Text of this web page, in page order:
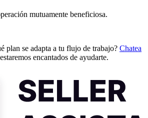
mutuamente beneficiosa.
plan se adapta a tu flujo de trabajo? Chatea
encantados de ayudarte.